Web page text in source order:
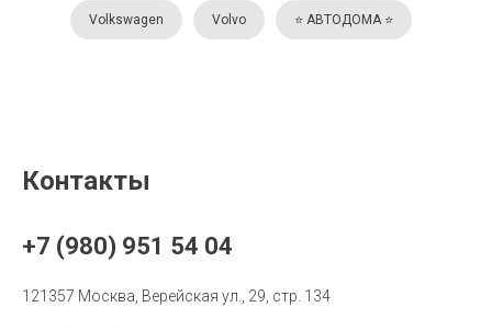
Volkswagen Volvo ⭐️ АВТОДОМА ⭐️
Контакты
+7 (980) 951 54 04
121357 Москва, Верейская ул., 29, стр. 134